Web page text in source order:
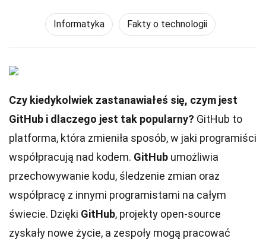
Informatyka Fakty o technologii
Czy kiedykolwiek zastanawiałeś się, czym jest
GitHub i dlaczego jest tak popularny? GitHub to
platforma, która zmieniła sposób, w jaki programiści
współpracują nad kodem. GitHub umożliwia
przechowywanie kodu, śledzenie zmian oraz
współpracę z innymi programistami na całym
świecie. Dzięki GitHub, projekty open-source
zyskały nowe życie, a zespoły mogą pracować